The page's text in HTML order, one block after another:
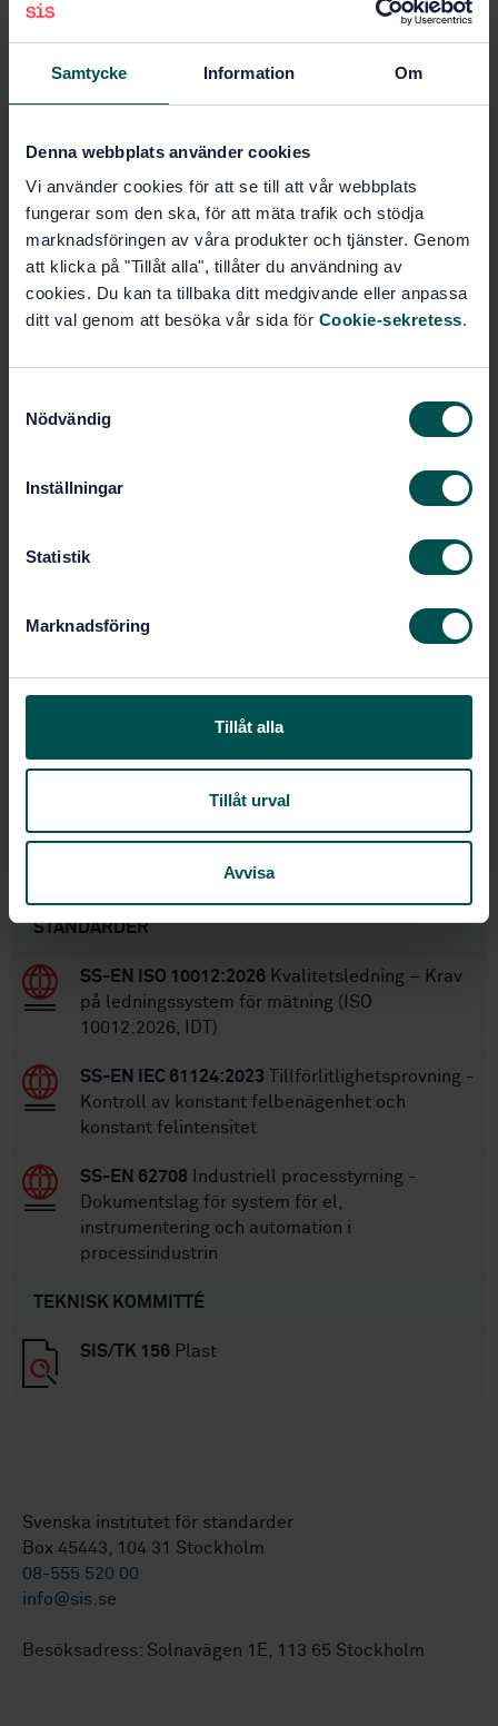
Samtycke Information Om
Denna webbplats använder cookies
Vi använder cookies för att se till att vår webbplats
fungerar som den ska, för att mäta trafik och stödja
marknadsföringen av våra produkter och tjänster. Genom
att klicka på "Tillåt alla", tillåter du användning av
cookies. Du kan ta tillbaka ditt medgivande eller anpassa
ditt val genom att besöka vår sida för Cookie-sekretess.
Nödvändig
Inställningar
Statistik
Marknadsföring
Tillåt alla
Tillåt urval
Avvisa
Köp denna standard
STANDARD
SVENSK STANDARD· SS-EN IEC 61010-2-201:2025 EXV
laboratorieändamål - Säkerhet - Del 2-201: Särskilda
fordringar på styr- och reglerutrustning
Prenumerera på standarden - Läs mer
Lägg i varukorgen
Framtagen av:
Safety requirements for
electrical equipment for measurement,
control and laboratory use - Part 2-
control equipment
Fastställd:2025-06-04
STANDARDER
SS-EN ISO 10012:2026 Kvalitetsledning – Krav
på ledningssystem för mätning (ISO
10012:2026, IDT)
SS-EN IEC 61124:2023 Tillförlitlighetsprovning -
Kontroll av konstant felbenägenhet och
konstant felintensitet
SS-EN 62708 Industriell processtyrning -
Dokumentslag för system för el,
instrumentering och automation i
processindustrin
TEKNISK KOMMITTÉ
SIS/TK 156 Plast
Svenska institutet för standarder
Box 45443, 104 31 Stockholm
08-555 520 00
info@sis.se
Besöksadress: Solnavägen 1E, 113 65 Stockholm